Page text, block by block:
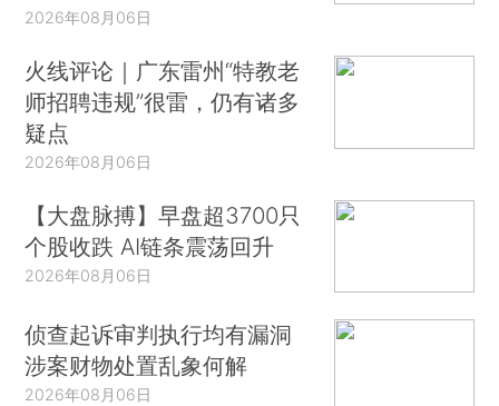
2026年08月06日
火线评论｜广东雷州“特教老
师招聘违规”很雷，仍有诸多
疑点
2026年08月06日
【大盘脉搏】早盘超3700只
个股收跌 AI链条震荡回升
2026年08月06日
侦查起诉审判执行均有漏洞
涉案财物处置乱象何解
2026年08月06日